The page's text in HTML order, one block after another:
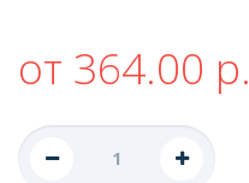
от 364.00 р.